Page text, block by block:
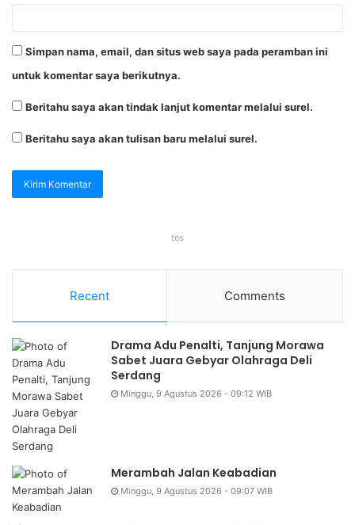
Simpan nama, email, dan situs web saya pada peramban ini
untuk komentar saya berikutnya.
Beritahu saya akan tindak lanjut komentar melalui surel.
Beritahu saya akan tulisan baru melalui surel.
tes
Recent Comments
Drama Adu Penalti, Tanjung Morawa
Sabet Juara Gebyar Olahraga Deli
Serdang
Minggu, 9 Agustus 2026 - 09:12 WIB
Merambah Jalan Keabadian
Minggu, 9 Agustus 2026 - 09:07 WIB